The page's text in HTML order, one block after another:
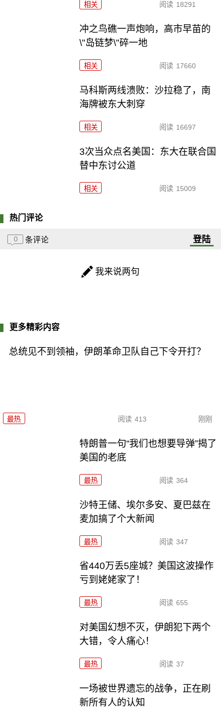
相关 阅读 18291
冲之鸟礁一声炮响，高市早苗的
\"岛链梦\"碎一地
相关 阅读 17660
马科斯两线溃败：沙拉稳了，南
海牌被东大刺穿
相关 阅读 16697
3次当众点名美国：东大在联合国
替中东讨公道
相关 阅读 15009
热门评论
0 条评论 登陆
我来说两句
更多精彩内容
总统见不到领袖，伊朗革命卫队自己下令开打？
最热 阅读 413 刚刚
特朗普一句“我们也想要导弹”揭了
美国的老底
最热 阅读 364
沙特王储、埃尔多安、夏巴兹在
麦加搞了个大新闻
最热 阅读 347
省440万丢5座城？美国这波操作
亏到姥姥家了！
最热 阅读 655
对美国幻想不灭，伊朗犯下两个
大错，令人痛心！
最热 阅读 37
一场被世界遗忘的战争，正在刷
新所有人的认知